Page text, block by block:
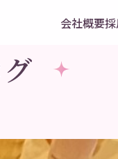
会社概要